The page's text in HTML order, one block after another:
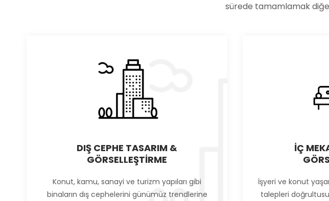
sürede tamamlamak
DIŞ CEPHE TASARIM &
GÖRSELLEŞTİRME
Konut, kamu, sanayi ve turizm yapıları gibi
binaların dış cephelerini günümüz trendlerine
İÇ
İşyeri ve konut
talepleri